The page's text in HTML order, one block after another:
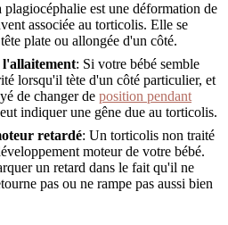
plagiocéphalie est une déformation de
associée au torticolis. Elle se
plate ou allongée d'un côté.
: Si votre bébé semble
lorsqu'il tète d'un côté particulier, et
de changer de position pendant
indiquer une gêne due au torticolis.
retardé: Un torticolis non traité
moteur de votre bébé.
un retard dans le fait qu'il ne
pas ou ne rampe pas aussi bien